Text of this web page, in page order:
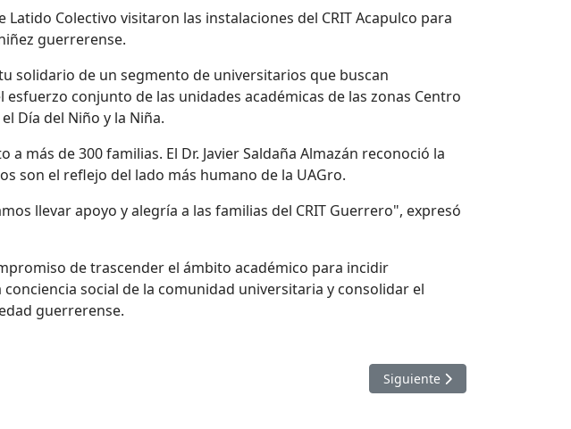
Latido Colectivo visitaron las instalaciones del CRIT Acapulco para
guerrerense.
solidario de un segmento de universitarios que buscan
conjunto de las unidades académicas de las zonas Centro
Día del Niño y la Niña.
más de 300 familias. El Dr. Javier Saldaña Almazán reconoció la
son el reflejo del lado más humano de la UAGro.
llevar apoyo y alegría a las familias del CRIT Guerrero", expresó
de trascender el ámbito académico para incidir
conciencia social de la comunidad universitaria y consolidar el
guerrerense.
REGIÓN DE GUERRERO EN EL MARCO DEL DÍA DEL NIÑO Y DE LA NIÑAArtículo siguiente: LA UAGRO
Siguiente